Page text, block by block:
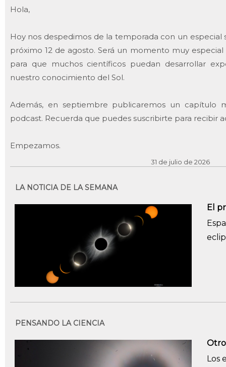
Hola,
Hoy nos despedimos de la temporada con un
próximo 12 de agosto. Será un momento muy
para que muchos científicos puedan desarrollar
nuestro conocimiento del Sol.
Además, en septiembre publicaremos un capítulo
podcast. Recuerda que puedes suscribirte para recibir
Empezamos.
31 de julio de 2026
LA NOTICIA DE LA SEMANA
El
PENSANDO LA CIENCIA
Los